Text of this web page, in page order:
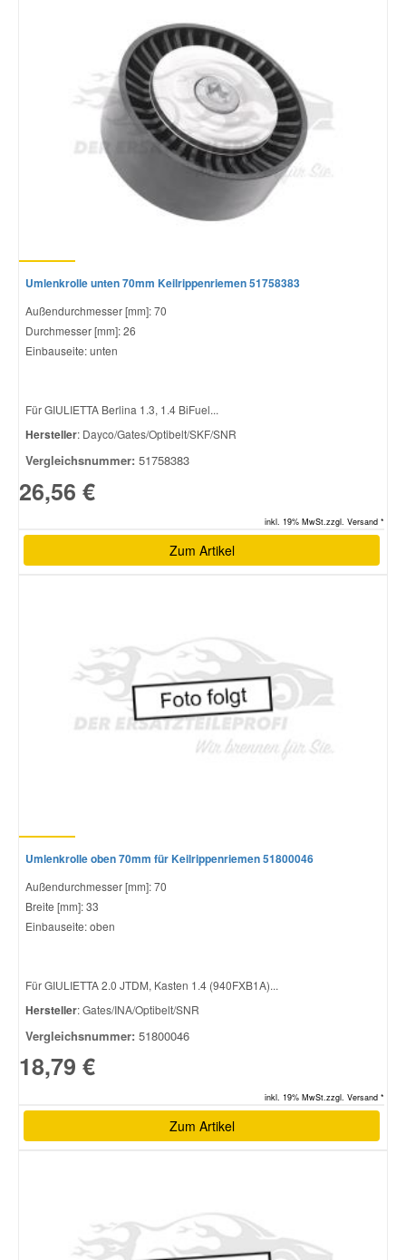
Umlenkrolle unten 70mm Keilrippenriemen 51758383
Außendurchmesser [mm]: 70
Durchmesser [mm]: 26
Einbauseite: unten
Für GIULIETTA Berlina 1.3, 1.4 BiFuel...
Hersteller: Dayco/Gates/Optibelt/SKF/SNR
Vergleichsnummer: 51758383
26,56 €
inkl. 19% MwSt.zzgl. Versand *
Zum Artikel
Umlenkrolle oben 70mm für Keilrippenriemen 51800046
Außendurchmesser [mm]: 70
Breite [mm]: 33
Einbauseite: oben
Für GIULIETTA 2.0 JTDM, Kasten 1.4 (940FXB1A)...
Hersteller: Gates/INA/Optibelt/SNR
Vergleichsnummer: 51800046
18,79 €
inkl. 19% MwSt.zzgl. Versand *
Zum Artikel